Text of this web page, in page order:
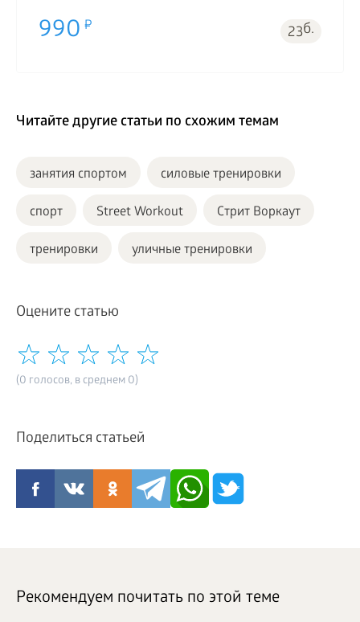
990 23б.
Читайте другие статьи по схожим темам
занятия спортом силовые тренировки
спорт Street Workout Стрит Воркаут
тренировки уличные тренировки
Оцените статью
(0 голосов, в среднем 0)
Поделиться статьей
Рекомендуем почитать по этой теме